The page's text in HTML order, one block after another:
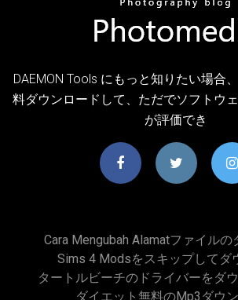
DAEMON Tools にもっと知りたい場合
料ダウンロードして、ただでソフトウ
が評価でき
Cara Mengubah Alamatファイルの
Sims 4 Modsをスキップしてダ
タートルビーチのドライバーをダ
ダイエット無料のmp3ダウ